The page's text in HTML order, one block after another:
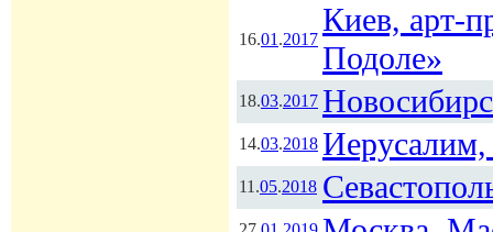
16.01.2017
Киев, арт-
Подоле»
18.03.2017
14.03.2018 Иерусалим,
11.05.2018